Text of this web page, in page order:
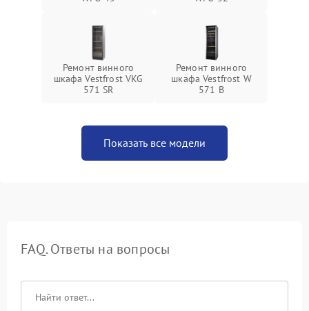
Ремонт винного
шкафа Vestfrost VKG
571 SR
Ремонт винного
шкафа Vestfrost W
571 B
Показать все модели
FAQ. Ответы на вопросы